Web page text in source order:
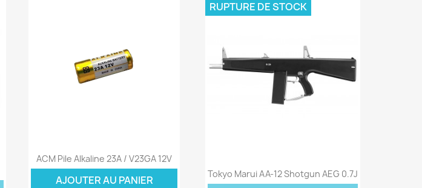
Aperçu rapide
ACM Pile Alkaline 23A / V23GA 12V
AJOUTER AU PANIER
Aperçu rapide
Tokyo Marui AA-12 Shotgun AEG 0.7J
RUPTURE DE STOCK